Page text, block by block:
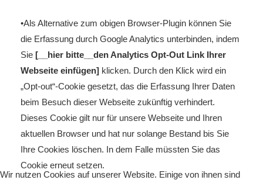
•Als Alternative zum obigen Browser-Plugin können Sie
die Erfassung durch Google Analytics unterbinden, indem
Sie [__hier bitte__den Analytics Opt-Out Link Ihrer
Webseite einfügen] klicken. Durch den Klick wird ein
„Opt-out“-Cookie gesetzt, das die Erfassung Ihrer Daten
beim Besuch dieser Webseite zukünftig verhindert.
Dieses Cookie gilt nur für unsere Webseite und Ihren
aktuellen Browser und hat nur solange Bestand bis Sie
Ihre Cookies löschen. In dem Falle müssten Sie das
Cookie erneut setzen.
Wir nutzen Cookies auf unserer Website. Einige von ihnen sind